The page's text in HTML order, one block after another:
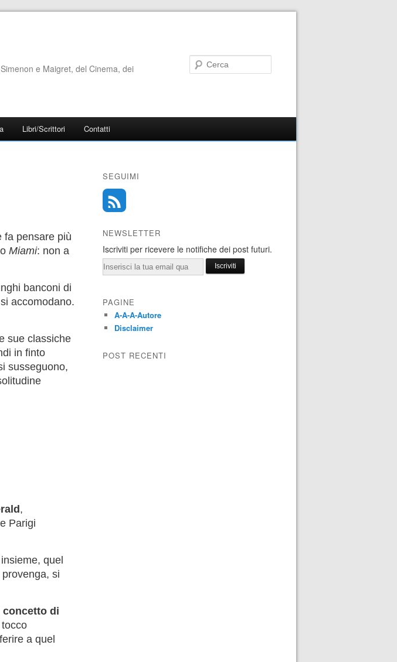
e Maigret, del Cinema, dei
Libri/Scrittori Contatti
fa pensare più
o Miami: non a
banconi di
accomodano.
sue classiche
in finto
susseguono,
,
Parigi
quel
si
concetto di
a quel
SEGUIMI
NEWSLETTER
Iscriviti per ricevere le notifiche dei post futuri.
Email
PAGINE
A-A-A-Autore
Disclaimer
POST RECENTI